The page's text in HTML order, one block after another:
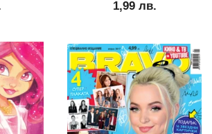
1,99 лв.